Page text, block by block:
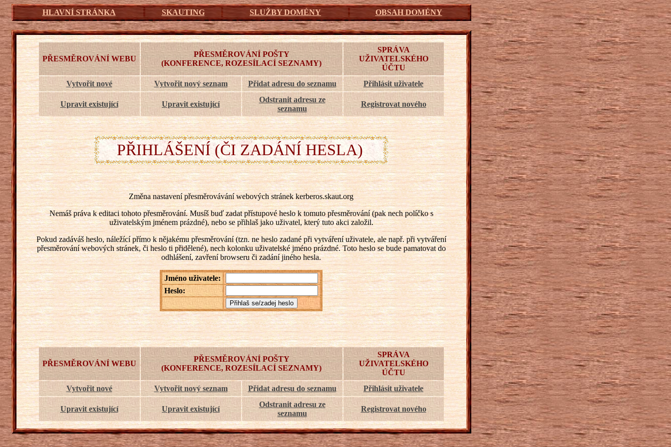
HLAVNÍ STRÁNKA SKAUTING SLUŽBY DOMÉNY OBSAH DOMÉNY
PŘESMĚROVÁNÍ WEBU
PŘESMĚROVÁNÍ POŠTY
(KONFERENCE, ROZESÍLACÍ SEZNAMY)
SPRÁVA
UŽIVATELSKÉHO
ÚČTU
Vytvořit nové
Vytvořit nový seznam Přidat adresu do seznamu Přihlásit uživatele
Upravit existující Upravit existující
Odstranit adresu ze
seznamu
Registrovat nového
PŘIHLÁŠENÍ (ČI ZADÁNÍ HESLA)
Změna nastavení přesměrovávání webových stránek kerberos.skaut.org
Nemáš práva k editaci tohoto přesměrování. Musíš buď zadat přístupové heslo k tomuto přesměrování (pak nech políčko s
uživatelským jménem prázdné), nebo se přihlaš jako uživatel, který tuto akci založil.
Pokud zadáváš heslo, náležící přímo k nějakému přesměrování (tzn. ne heslo zadané při vytváření uživatele, ale např. při vytváření
přesměrování webových stránek, či heslo ti přidělené), nech kolonku uživatelské jméno prázdné. Toto heslo se bude pamatovat do
odhlášení, zavření browseru či zadání jiného hesla.
Jméno uživatele:
Heslo:
PŘESMĚROVÁNÍ WEBU
PŘESMĚROVÁNÍ POŠTY
(KONFERENCE, ROZESÍLACÍ SEZNAMY)
SPRÁVA
UŽIVATELSKÉHO
ÚČTU
Vytvořit nové
Vytvořit nový seznam Přidat adresu do seznamu Přihlásit uživatele
Upravit existující Upravit existující
Odstranit adresu ze
seznamu
Registrovat nového